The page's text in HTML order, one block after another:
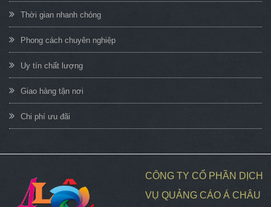
Thời gian nhanh chóng
Phong cách chuyên nghiệp
Uy tín chất lượng
Giao hàng tận nơi
Chi phí ưu đãi
CÔNG TY CỔ PHẦN DỊCH
VỤ QUẢNG CÁO Á CHÂU